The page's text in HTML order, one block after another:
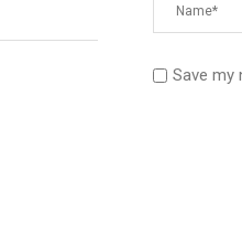
Save my